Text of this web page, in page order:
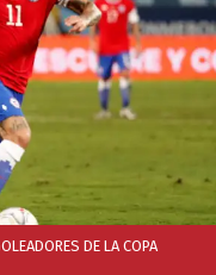
DE LA COPA